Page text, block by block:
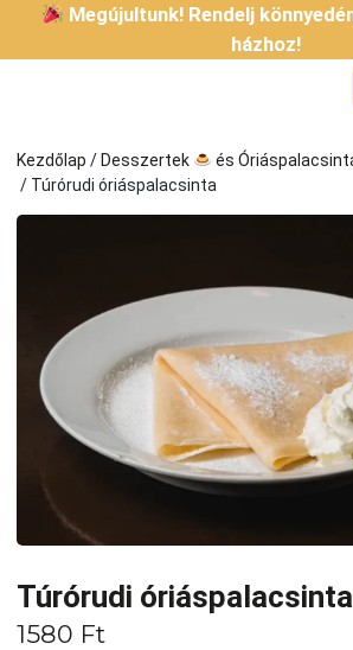
Kilépés
tartalomba
Megújultunk! Rendelj
házhoz!
Kezdőlap /Desszertek
és
/ Túrórudi óriáspalacsinta
Túrórudi óriáspalacsinta
1580 Ft